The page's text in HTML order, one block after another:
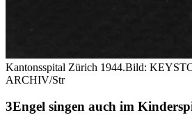
Kantonsspital Zürich 1944.Bild:
ARCHIV/Str
Engel singen auch im